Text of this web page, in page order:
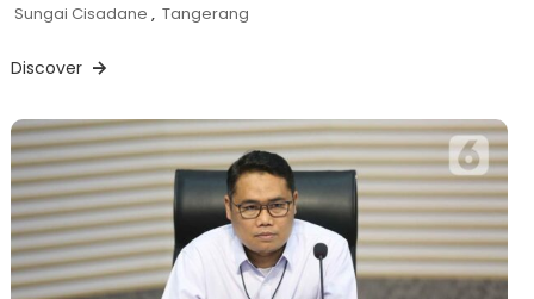
Sungai Cisadane , Tangerang
Discover